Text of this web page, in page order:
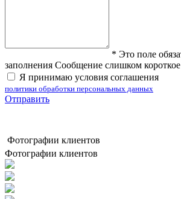
* Это поле
заполнения Сообщение слишком короткое
Я принимаю условия соглашения
политики обработки персональных данных
Отправить
Фотографии клиентов
Фотографии клиентов